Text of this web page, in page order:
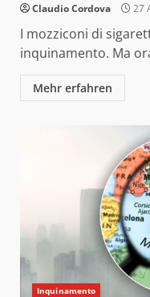
Claudio Cordova 27
I mozziconi di
inquinamento. Ma
Mehr erfahren
Inquinamento